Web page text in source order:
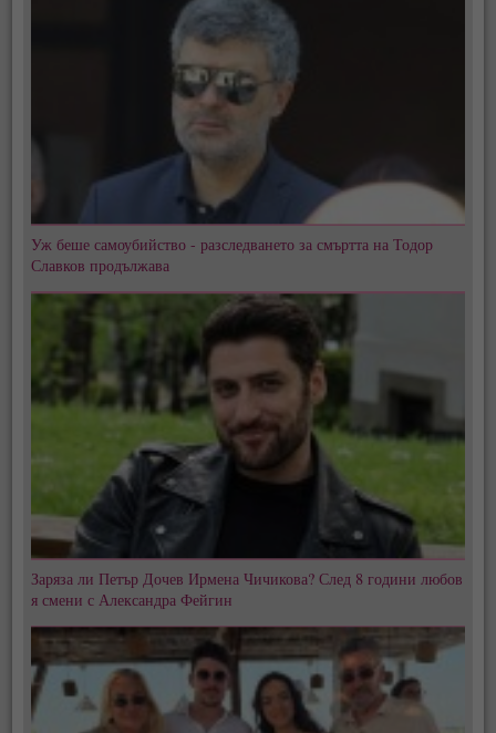
Уж беше самоубийство - разследването за смъртта на Тодор
Славков продължава
Заряза ли Петър Дочев Ирмена Чичикова? След 8 години любов
я смени с Александра Фейгин